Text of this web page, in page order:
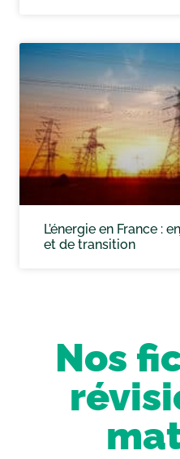
L’énergie en France :
et de transition
Nos